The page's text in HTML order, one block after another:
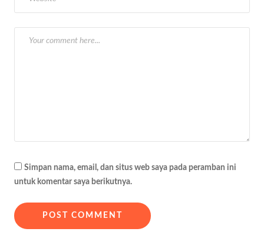
Simpan nama, email, dan situs web saya pada peramban ini
untuk komentar saya berikutnya.